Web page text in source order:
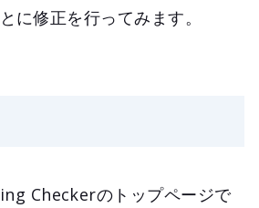
に修正を行ってみます。
Checkerのトップページで